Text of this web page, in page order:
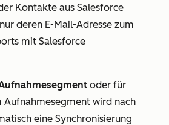
Kontakte aus Salesforce
deren E-Mail-Adresse zum
mit Salesforce
oder für
Aufnahmesegment wird nach
eine Synchronisierung